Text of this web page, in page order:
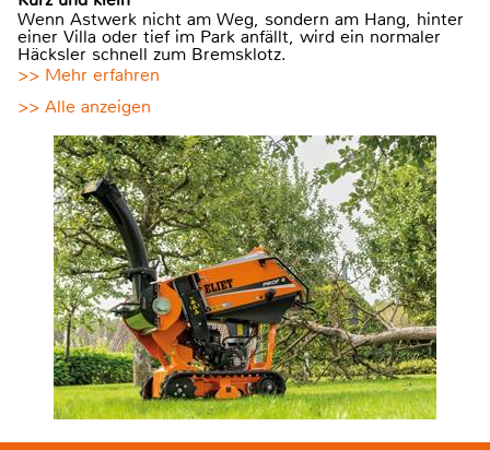
Wenn Astwerk nicht am Weg, sondern am Hang, hinter
einer Villa oder tief im Park anfällt, wird ein normaler
Häcksler schnell zum Bremsklotz.
>> Mehr erfahren
>> Alle anzeigen